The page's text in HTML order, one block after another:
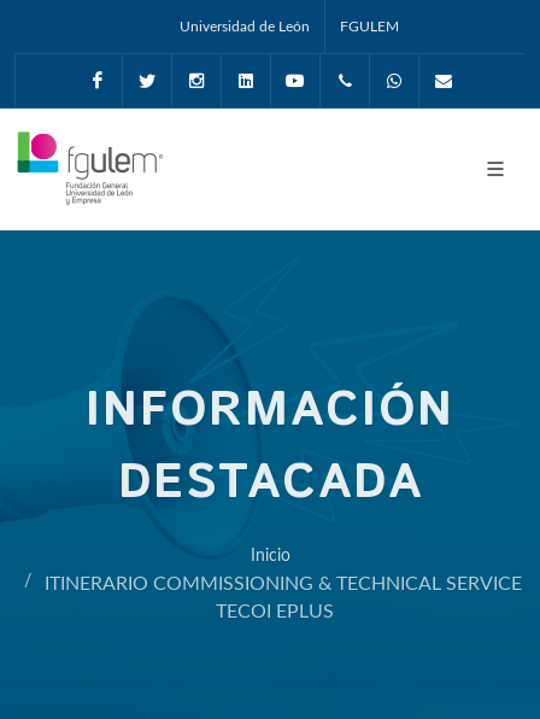
Universidad de León FGULEM
FacebookTwitter InstagramLinkedin Youtube +34987291651
Whatsapp
INFORMACIÓN
DESTACADA
Inicio
ITINERARIO COMMISSIONING & TECHNICAL SERVICE
TECOI EPLUS